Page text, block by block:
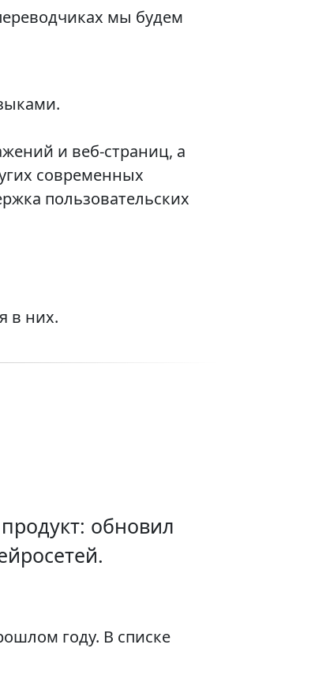
мы будем
и веб-страниц, а
современных
пользовательских
в них.
обновил
году. В списке